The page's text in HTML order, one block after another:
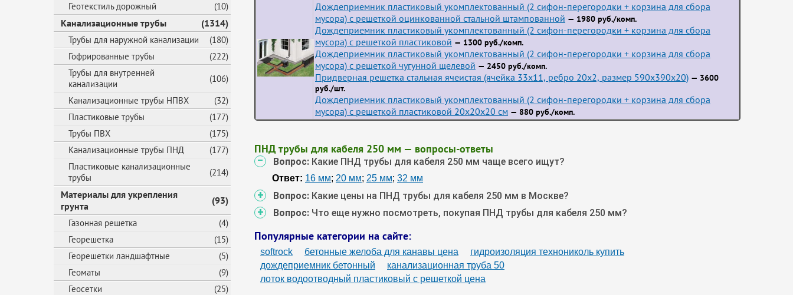
Геотекстиль дорожный
(10)
Канализационные трубы (1314)
Трубы для наружной канализации
(180)
Гофрированные трубы
(222)
Трубы для внутренней
канализации
(106)
Канализационные трубы НПВХ
(32)
Пластиковые трубы
(177)
Трубы ПВХ
(175)
Канализационные трубы ПНД
(177)
Пластиковые канализационные
трубы
(214)
Материалы для укрепления
грунта
(93)
Газонная решетка
(4)
Георешетка
(15)
Георешетки ландшафтные
(5)
Геоматы
(9)
Геосетки
(25)
Дождеприемник пластиковый укомплектованный (2 сифон-перегородки + корзина для сбора
мусора) с решеткой оцинкованной стальной штампованной — 1980 руб./комп.
Дождеприемник пластиковый укомплектованный (2 сифон-перегородки + корзина для сбора
мусора) с решеткой пластиковой — 1300 руб./комп.
Дождеприемник пластиковый укомплектованный (2 сифон-перегородки + корзина для сбора
мусора) с решеткой чугунной щелевой — 2450 руб./комп.
Придверная решетка стальная ячеистая (ячейка 33x11, ребро 20x2, размер 590x390x20) — 3600
руб./шт.
Дождеприемник пластиковый укомплектованный (2 сифон-перегородки + корзина для сбора
мусора) с решеткой пластиковой 20х20х20 см — 880 руб./комп.
ПНД трубы для кабеля 250 мм — вопросы-ответы
Вопрос: Какие ПНД трубы для кабеля 250 мм чаще всего ищут?
Ответ: 16 мм; 20 мм; 25 мм; 32 мм
Вопрос: Какие цены на ПНД трубы для кабеля 250 мм в Москве?
Вопрос: Что еще нужно посмотреть, покупая ПНД трубы для кабеля 250 мм?
Популярные категории на сайте:
softrock бетонные желоба для канавы цена
гидроизоляция технониколь купить
дождеприемник бетонный
канализационная труба 50
лоток водоотводный пластиковый с решеткой цена